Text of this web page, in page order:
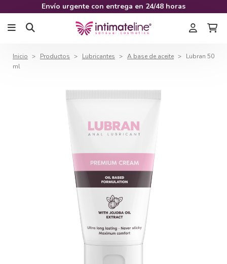
Envío urgente con entrega en 24/48 horas
Inicio Productos Lubricantes A base de aceite
Lubran 50
ml